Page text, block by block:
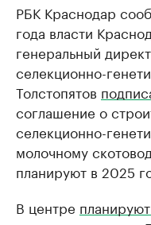
РБК Краснодар
года власти
генеральный
селекционно-
Толстопятов
соглашение о
селекционно-
молочному
планируют в 2025
В центре